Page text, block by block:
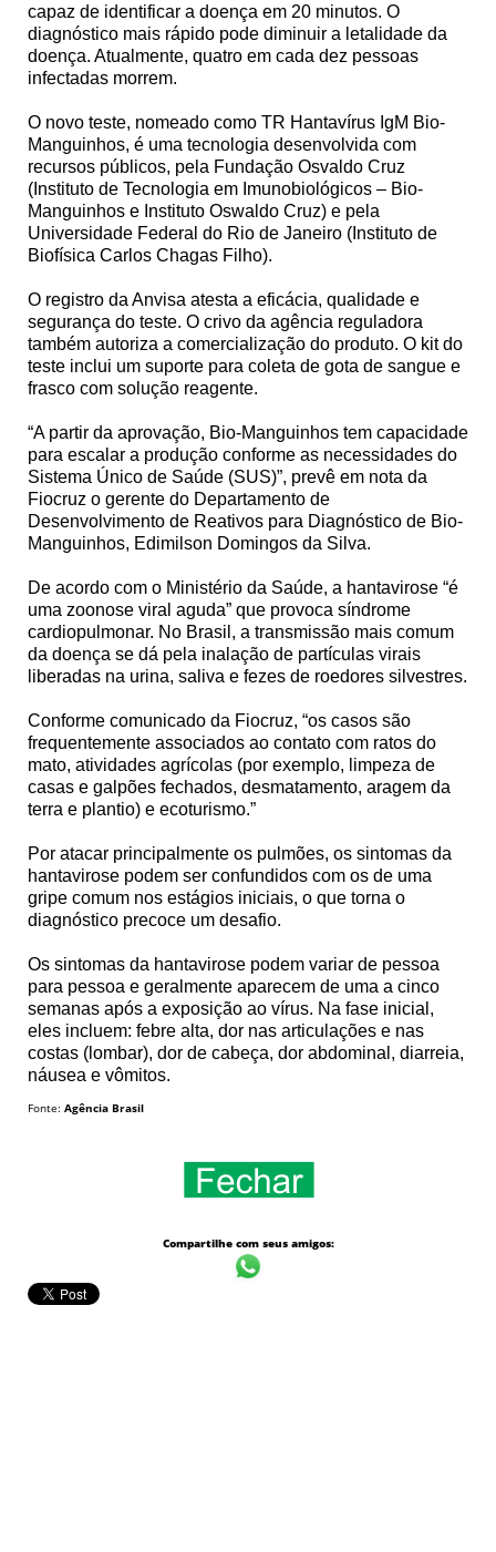
capaz de identificar a doença em 20 minutos. O
diagnóstico mais rápido pode diminuir a letalidade da
doença. Atualmente, quatro em cada dez pessoas
infectadas morrem.
O novo teste, nomeado como TR Hantavírus IgM Bio-
Manguinhos, é uma tecnologia desenvolvida com
recursos públicos, pela Fundação Osvaldo Cruz
(Instituto de Tecnologia em Imunobiológicos – Bio-
Manguinhos e Instituto Oswaldo Cruz) e pela
Universidade Federal do Rio de Janeiro (Instituto de
Biofísica Carlos Chagas Filho).
O registro da Anvisa atesta a eficácia, qualidade e
segurança do teste. O crivo da agência reguladora
também autoriza a comercialização do produto. O kit do
teste inclui um suporte para coleta de gota de sangue e
frasco com solução reagente.
“A partir da aprovação, Bio-Manguinhos tem capacidade
para escalar a produção conforme as necessidades do
Sistema Único de Saúde (SUS)”, prevê em nota da
Fiocruz o gerente do Departamento de
Desenvolvimento de Reativos para Diagnóstico de Bio-
Manguinhos, Edimilson Domingos da Silva.
De acordo com o Ministério da Saúde, a hantavirose “é
uma zoonose viral aguda” que provoca síndrome
cardiopulmonar. No Brasil, a transmissão mais comum
da doença se dá pela inalação de partículas virais
liberadas na urina, saliva e fezes de roedores silvestres.
Conforme comunicado da Fiocruz, “os casos são
frequentemente associados ao contato com ratos do
mato, atividades agrícolas (por exemplo, limpeza de
casas e galpões fechados, desmatamento, aragem da
terra e plantio) e ecoturismo.”
Por atacar principalmente os pulmões, os sintomas da
hantavirose podem ser confundidos com os de uma
gripe comum nos estágios iniciais, o que torna o
diagnóstico precoce um desafio.
Os sintomas da hantavirose podem variar de pessoa
para pessoa e geralmente aparecem de uma a cinco
semanas após a exposição ao vírus. Na fase inicial,
eles incluem: febre alta, dor nas articulações e nas
costas (lombar), dor de cabeça, dor abdominal, diarreia,
náusea e vômitos.
Fonte: Agência Brasil
Compartilhe com seus amigos: